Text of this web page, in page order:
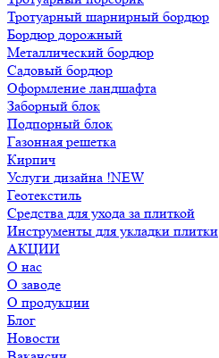
Тротуарный шарнирный бордюр
Бордюр дорожный
Металлический бордюр
Садовый бордюр
Оформление ландшафта
Заборный блок
Подпорный блок
Газонная решетка
Кирпич
Услуги дизайна !NEW
Геотекстиль
Средства для ухода за плиткой
Инструменты для укладки плитки
АКЦИИ
О нас
О заводе
О продукции
Блог
Новости